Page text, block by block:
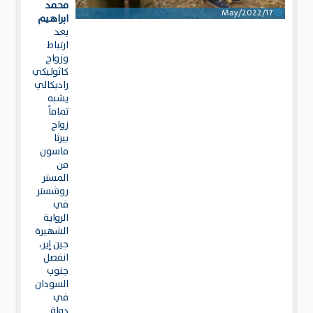
محمد
ابراهيم
بعد
ارتباط
وزواج
كاثوليكي
راديكالي
يشبه
تماماً
زواج
بيرثا
ماسون
من
المستر
روشستر
في
الرواية
الشهيرة
جين إير،
انفصل
جنوب
السودان
في